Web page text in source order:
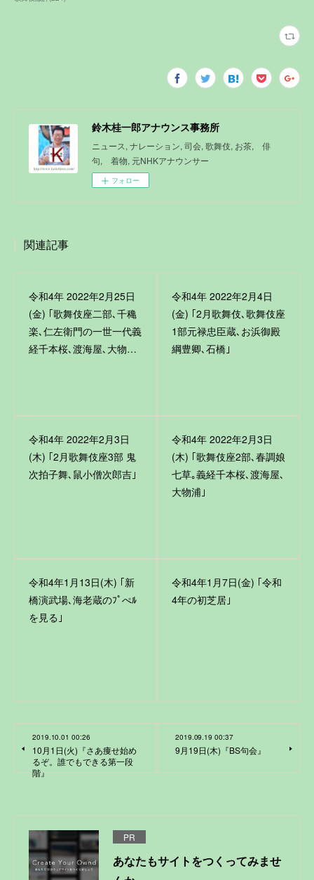
鈴木桂一郎アナウンス事務所
ニュース, ナレーション, 司会, 歌舞伎, お茶, 俳
句, 着物, 元NHKアナウンサー
フォロー
関連記事
令和4年 2022年2月25日
(金) ｢歌舞伎座二部､千穐
楽､仁左衛門の一世一代義
経千本桜､渡海屋､大物…
令和4年 2022年2月4日
(金) ｢2月歌舞伎､歌舞伎座
1部元禄忠臣蔵､お浜御殿
綱豊卿､石橋｣
令和4年 2022年2月3日
(木) ｢2月歌舞伎座3部 鬼
次拍子舞､鼠小僧次郎吉｣
令和4年 2022年2月3日
(木) ｢歌舞伎座2部､春調娘
七草｡義経千本桜､渡海屋､
大物浦｣
令和4年1月13日(木) ｢新
橋演武場､海老蔵のﾌﾟぺﾙ
を見る｣
令和4年1月7日(金) ｢令和
4年の初芝居｣
2019.10.01 00:26
10月1日(火)『さあ痩せ始め
るぞ。誰でもできる第一段
階』
2019.09.19 00:37
9月19日(木)『BS句会』
PR
あなたもサイトをつくってみませ